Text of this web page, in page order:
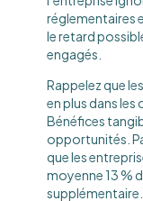
réglementaires
le retard
engagés.
Rappelez que
en plus dans les
Bénéfices
opportunités.
que les
moyenne 13 %
supplémentaire.